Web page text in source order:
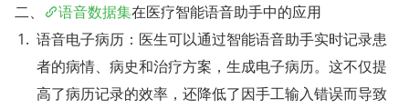
二、
语音数据集在医疗智能语音助手中的应用
语音电子病历：医生可以通过智能语音助手实时记录患
者的病情、病史和治疗方案，生成电子病历。这不仅提
高了病历记录的效率，还降低了因手工输入错误而导致